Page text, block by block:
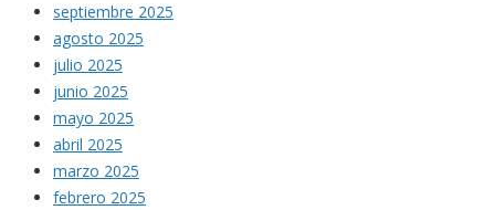
septiembre 2025
agosto 2025
julio 2025
junio 2025
mayo 2025
abril 2025
marzo 2025
febrero 2025